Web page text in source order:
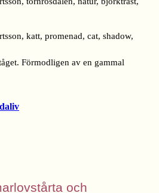
Förmodligen av en gammal
och